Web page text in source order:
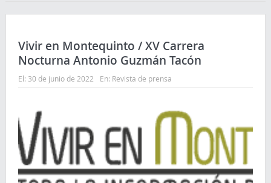
Vivir en Montequinto / XV Carrera
Nocturna Antonio Guzmán Tacón
El: 30 de junio de 2022 En: Revista de prensa